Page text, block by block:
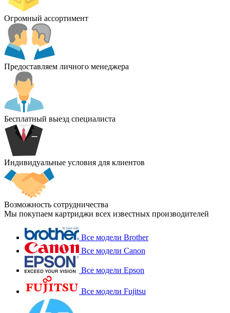
Огромный ассортимент
Предоставляем личного менеджера
Бесплатный выезд специалиста
Индивидуальные условия для клиентов
Возможность сотрудничества
Мы покупаем картриджи всех известных производителей
Все модели Brother
Все модели Canon
Все модели Epson
Все модели Fujitsu